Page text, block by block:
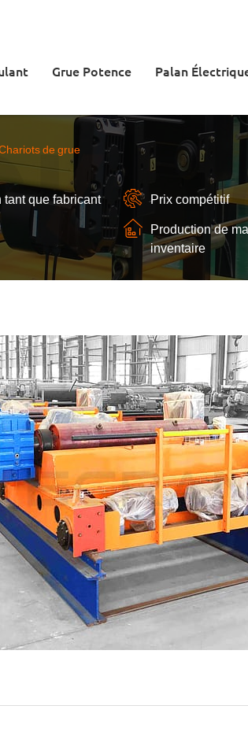
Grue Potence Palan
de grue
que fabricant
Prix compétitif
Production de
inventaire